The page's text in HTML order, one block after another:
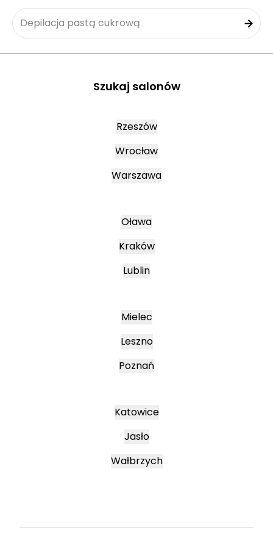
Depilacja pastą cukrową
Szukaj salonów
Rzeszów
Wrocław
Warszawa
Oława
Kraków
Lublin
Mielec
Leszno
Poznań
Katowice
Jasło
Wałbrzych